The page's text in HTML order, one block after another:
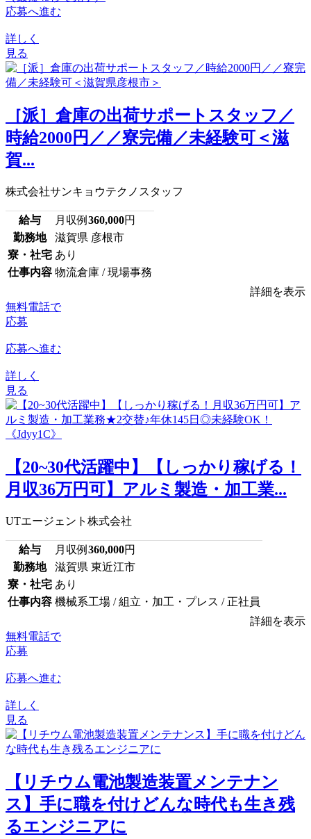
応募へ進む
詳しく
見る
［派］倉庫の出荷サポートスタッフ／
時給2000円／／寮完備／未経験可＜滋
賀...
株式会社サンキョウテクノスタッフ
給与 月収例 360,000円
勤務地
滋賀県 彦根市
寮・社宅 あり
仕事内容 物流倉庫 / 現場事務
詳細を表示
無料電話で
応募
応募へ進む
詳しく
見る
【20~30代活躍中】【しっかり稼げる！
月収36万円可】アルミ製造・加工業...
UTエージェント株式会社
給与 月収例 360,000円
勤務地
滋賀県 東近江市
寮・社宅 あり
仕事内容 機械系工場 / 組立・加工・プレス / 正社員
詳細を表示
無料電話で
応募
応募へ進む
詳しく
見る
【リチウム電池製造装置メンテナン
ス】手に職を付けどんな時代も生き残
るエンジニアに